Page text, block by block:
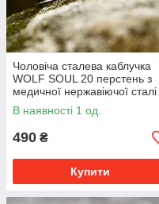
Чоловіча сталева каблучка
WOLF SOUL 20 перстень з
медичної нержавіючої сталі
316L
В наявності 1 од.
490 ₴
Купити